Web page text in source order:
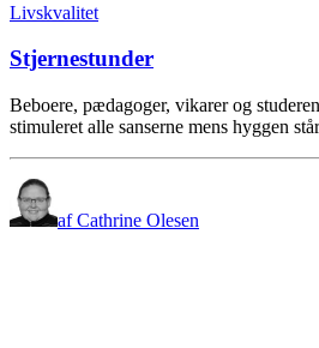
Livskvalitet
Stjernestunder
Beboere, pædagoger, vikarer og
stimuleret alle sanserne mens hyggen
af Cathrine Olesen